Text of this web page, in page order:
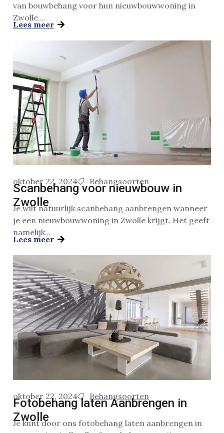
van bouwbehang voor hun nieuwbouwwoning in
Zwolle....
Lees meer
oktober 22, 2024 Behangsoorten
Scanbehang voor nieuwbouw in
Zwolle
Je wilt natuurlijk scanbehang aanbrengen wanneer
je een nieuwbouwwoning in Zwolle krijgt. Het geeft
namelijk...
Lees meer
oktober 22, 2024 Behangsoorten
Fotobehang laten Aanbrengen in
Zwolle
Je kunt door ons fotobehang laten aanbrengen in